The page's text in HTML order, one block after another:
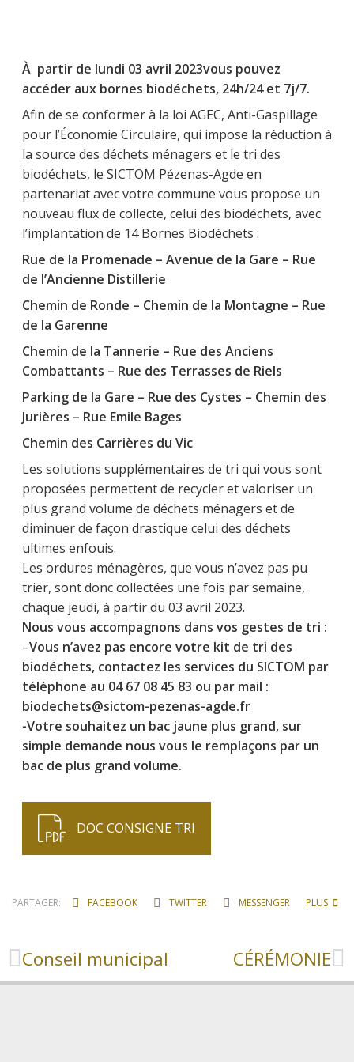
À partir de lundi 03 avril 2023vous pouvez
accéder aux bornes biodéchets, 24h/24 et 7j/7.
Afin de se conformer à la loi AGEC, Anti-Gaspillage
pour l’Économie Circulaire, qui impose la réduction à
la source des déchets ménagers et le tri des
biodéchets, le SICTOM Pézenas-Agde en
partenariat avec votre commune vous propose un
nouveau flux de collecte, celui des biodéchets, avec
l’implantation de 14 Bornes Biodéchets :
Rue de la Promenade – Avenue de la Gare – Rue
de l’Ancienne Distillerie
Chemin de Ronde – Chemin de la Montagne – Rue
de la Garenne
Chemin de la Tannerie – Rue des Anciens
Combattants – Rue des Terrasses de Riels
Parking de la Gare – Rue des Cystes – Chemin des
Jurières – Rue Emile Bages
Chemin des Carrières du Vic
Les solutions supplémentaires de tri qui vous sont
proposées permettent de recycler et valoriser un
plus grand volume de déchets ménagers et de
diminuer de façon drastique celui des déchets
ultimes enfouis.
Les ordures ménagères, que vous n’avez pas pu
trier, sont donc collectées une fois par semaine,
chaque jeudi, à partir du 03 avril 2023.
Nous vous accompagnons dans vos gestes de tri :
–Vous n’avez pas encore votre kit de tri des
biodéchets, contactez les services du SICTOM par
téléphone au 04 67 08 45 83 ou par mail :
biodechets@sictom-pezenas-agde.fr
-Votre souhaitez un bac jaune plus grand, sur
simple demande nous vous le remplaçons par un
bac de plus grand volume.
DOC CONSIGNE TRI
PARTAGER: FACEBOOK TWITTER MESSENGER PLUS
Conseil municipal CÉRÉMONIE